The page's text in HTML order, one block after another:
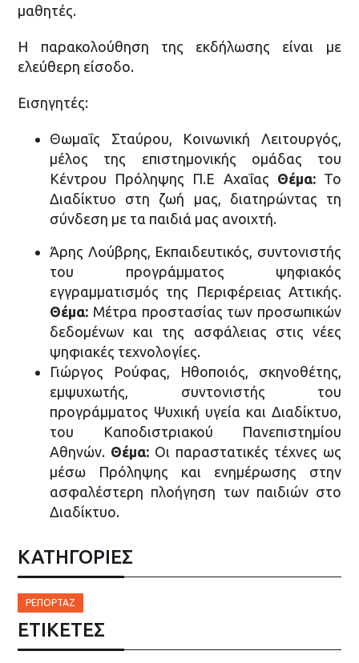
μαθητές.
Η παρακολούθηση της εκδήλωσης είναι με
ελεύθερη είσοδο.
Εισηγητές:
Θωμαΐς Σταύρου, Κοινωνική Λειτουργός,
μέλος της επιστημονικής ομάδας του
Κέντρου Πρόληψης Π.Ε Αχαΐας Θέμα:Το
Διαδίκτυο στη ζωή μας, διατηρώντας τη
σύνδεση με τα παιδιά μας ανοιχτή.
Άρης Λούβρης, Εκπαιδευτικός, συντονιστής
του προγράμματος ψηφιακός
εγγραμματισμός της Περιφέρειας Αττικής.
Θέμα: Μέτρα προστασίας των προσωπικών
δεδομένων και της ασφάλειας στις νέες
ψηφιακές τεχνολογίες.
Γιώργος Ρούφας, Ηθοποιός, σκηνοθέτης,
εμψυχωτής, συντονιστής του
προγράμματος Ψυχική υγεία και Διαδίκτυο,
του Καποδιστριακού Πανεπιστημίου
Αθηνών. Θέμα: Οι παραστατικές τέχνες ως
μέσω Πρόληψης και ενημέρωσης στην
ασφαλέστερη πλοήγηση των παιδιών στο
Διαδίκτυο.
ΚΑΤΗΓΟΡΙΕΣ
ΡΕΠΟΡΤΆΖ
ΕΤΙΚΈΤΕΣ